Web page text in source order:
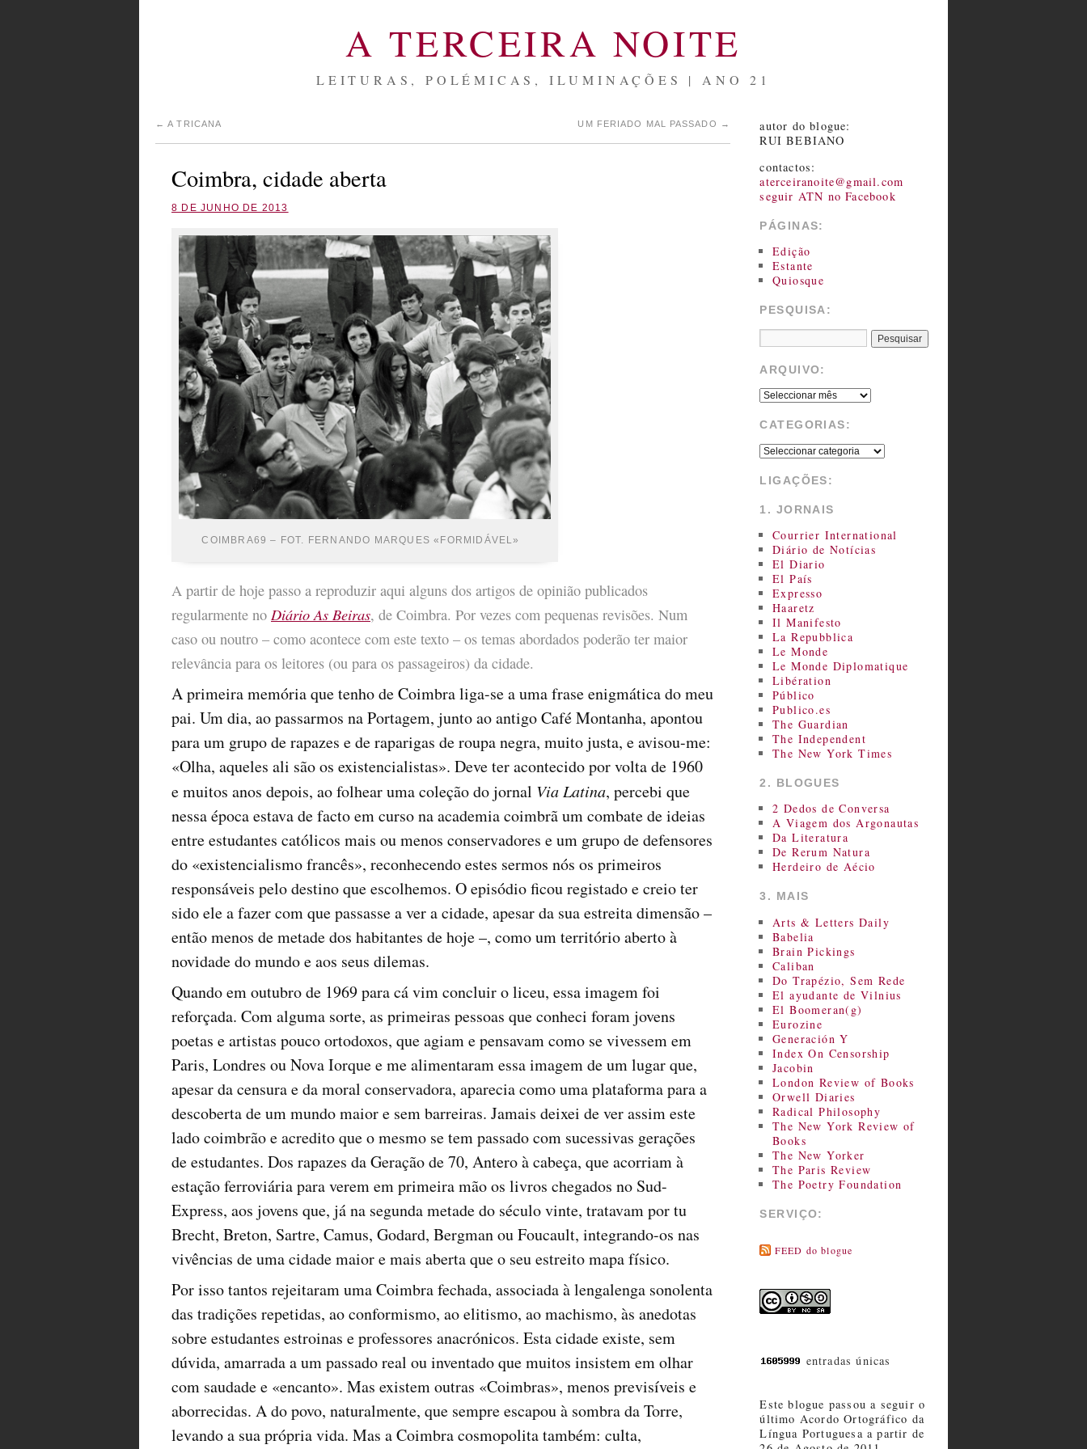
A TERCEIRA NOITE
LEITURAS, POLÉMICAS, ILUMINAÇÕES | ANO 21
← A TRICANA UM FERIADO MAL PASSADO →
Coimbra, cidade aberta
8 DE JUNHO DE 2013
COIMBRA69 – FOT. FERNANDO MARQUES «FORMIDÁVEL»
A partir de hoje passo a reproduzir aqui alguns dos artigos de opinião publicados
regularmente no Diário As Beiras, de Coimbra. Por vezes com pequenas revisões. Num
caso ou noutro – como acontece com este texto – os temas abordados poderão ter maior
relevância para os leitores (ou para os passageiros) da cidade.
A primeira memória que tenho de Coimbra liga-se a uma frase enigmática do meu
pai. Um dia, ao passarmos na Portagem, junto ao antigo Café Montanha, apontou
para um grupo de rapazes e de raparigas de roupa negra, muito justa, e avisou-me:
«Olha, aqueles ali são os existencialistas». Deve ter acontecido por volta de 1960
e muitos anos depois, ao folhear uma coleção do jornal Via Latina, percebi que
nessa época estava de facto em curso na academia coimbrã um combate de ideias
entre estudantes católicos mais ou menos conservadores e um grupo de defensores
do «existencialismo francês», reconhecendo estes sermos nós os primeiros
responsáveis pelo destino que escolhemos. O episódio ficou registado e creio ter
sido ele a fazer com que passasse a ver a cidade, apesar da sua estreita dimensão –
então menos de metade dos habitantes de hoje –, como um território aberto à
novidade do mundo e aos seus dilemas.
Quando em outubro de 1969 para cá vim concluir o liceu, essa imagem foi
reforçada. Com alguma sorte, as primeiras pessoas que conheci foram jovens
poetas e artistas pouco ortodoxos, que agiam e pensavam como se vivessem em
Paris, Londres ou Nova Iorque e me alimentaram essa imagem de um lugar que,
apesar da censura e da moral conservadora, aparecia como uma plataforma para a
descoberta de um mundo maior e sem barreiras. Jamais deixei de ver assim este
lado coimbrão e acredito que o mesmo se tem passado com sucessivas gerações
de estudantes. Dos rapazes da Geração de 70, Antero à cabeça, que acorriam à
estação ferroviária para verem em primeira mão os livros chegados no Sud-
Express, aos jovens que, já na segunda metade do século vinte, tratavam por tu
Brecht, Breton, Sartre, Camus, Godard, Bergman ou Foucault, integrando-os nas
vivências de uma cidade maior e mais aberta que o seu estreito mapa físico.
Por isso tantos rejeitaram uma Coimbra fechada, associada à lengalenga sonolenta
das tradições repetidas, ao conformismo, ao elitismo, ao machismo, às anedotas
sobre estudantes estroinas e professores anacrónicos. Esta cidade existe, sem
dúvida, amarrada a um passado real ou inventado que muitos insistem em olhar
com saudade e «encanto». Mas existem outras «Coimbras», menos previsíveis e
aborrecidas. A do povo, naturalmente, que sempre escapou à sombra da Torre,
levando a sua própria vida. Mas a Coimbra cosmopolita também: culta,
autor do blogue:
RUI BEBIANO
contactos:
aterceiranoite@gmail.com
seguir ATN no Facebook
PÁGINAS:
Edição
Estante
Quiosque
PESQUISA:
ARQUIVO:
CATEGORIAS:
LIGAÇÕES:
1. JORNAIS
Courrier International
Diário de Notícias
El Diario
El País
Expresso
Haaretz
Il Manifesto
La Repubblica
Le Monde
Le Monde Diplomatique
Libération
Público
Publico.es
The Guardian
The Independent
The New York Times
2. BLOGUES
2 Dedos de Conversa
A Viagem dos Argonautas
Da Literatura
De Rerum Natura
Herdeiro de Aécio
3. MAIS
Arts & Letters Daily
Babelia
Brain Pickings
Caliban
Do Trapézio, Sem Rede
El ayudante de Vilnius
El Boomeran(g)
Eurozine
Generación Y
Index On Censorship
Jacobin
London Review of Books
Orwell Diaries
Radical Philosophy
The New York Review of
Books
The New Yorker
The Paris Review
The Poetry Foundation
SERVIÇO:
FEED do blogue
entradas únicas
Este blogue passou a seguir o
último Acordo Ortográfico da
Língua Portuguesa a partir de